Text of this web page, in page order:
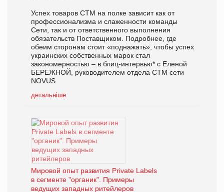
Успех товаров СТМ на полке зависит как от
профессионализма и слаженности команды
Сети, так и от ответственного выполнения
обязательств Поставщиком. Подробнее, где
обеим сторонам стоит «поднажать», чтобы успех
украинских собственных марок стал
закономерностью – в блиц-интервью* с Еленой
БЕРЕЖНОЙ, руководителем отдела СТМ сети
NOVUS
детальніше
Мировой опыт развития Private Labels
в сегменте "органик". Примеры
ведущих западных ритейлеров